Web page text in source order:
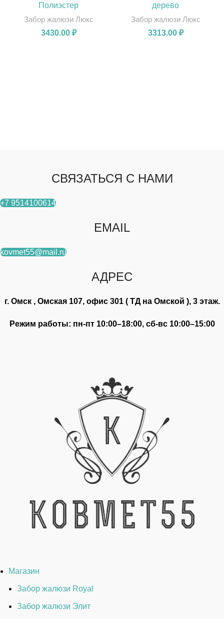
Полиэстер
Забор жалюзи Люкс
3430.00 ₽
дерево
Забор жалюзи Люкс
3313.00 ₽
СВЯЗАТЬСЯ С НАМИ
+7 9514100614
EMAIL
kovmet55@mail.ru
АДРЕС
г. Омск , Омская 107, офис 301 ( ТД на Омской ), 3 этаж.
Режим работы: пн-пт 10:00–18:00, сб-вс 10:00–15:00
Магазин
Забор жалюзи Royal
Забор жалюзи Элит